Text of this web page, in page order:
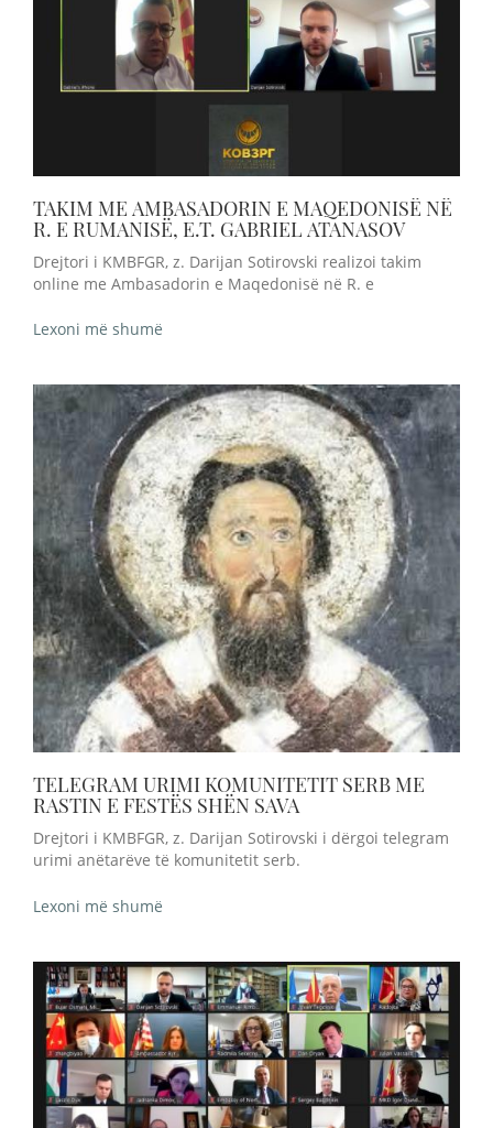
TAKIM ME AMBASADORIN E MAQEDONISË NË
R. E RUMANISË, E.T. GABRIEL ATANASOV
Drejtori i KMBFGR, z. Darijan Sotirovski realizoi takim
online me Ambasadorin e Maqedonisë në R. e
Lexoni më shumë
TELEGRAM URIMI KOMUNITETIT SERB ME
RASTIN E FESTËS SHËN SAVA
Drejtori i KMBFGR, z. Darijan Sotirovski i dërgoi telegram
urimi anëtarëve të komunitetit serb.
Lexoni më shumë